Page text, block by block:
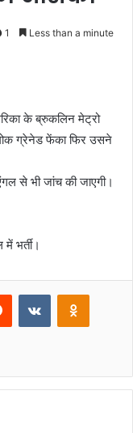
1 Less than a minute
के ब्रुकलिन मेट्रो
ग्रेनेड फेंका फिर उसने
से भी जांच की जाएगी।
भर्ती।
Reddit VKontakte